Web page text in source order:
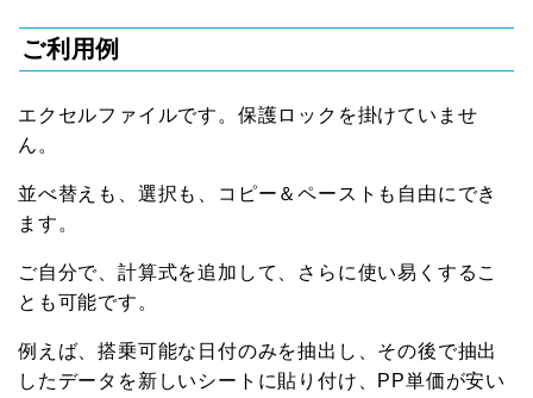
ご利用例
エクセルファイルです。保護ロックを掛けていませ
ん。
並べ替えも、選択も、コピー＆ペーストも自由にでき
ます。
ご自分で、計算式を追加して、さらに使い易くするこ
とも可能です。
例えば、搭乗可能な日付のみを抽出し、その後で抽出
したデータを新しいシートに貼り付け、PP単価が安い